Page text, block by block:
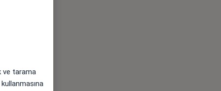
ve tarama